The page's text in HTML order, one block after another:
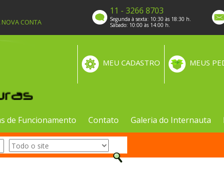
NOVA CONTA
11 - 3266 8703
Segunda à sexta: 10:30 às 18:30 h.
Sábado: 10:00 às 14:00 h.
MEUS
MEU CADASTRO
de Funcionamento Contato Galeria do Internauta